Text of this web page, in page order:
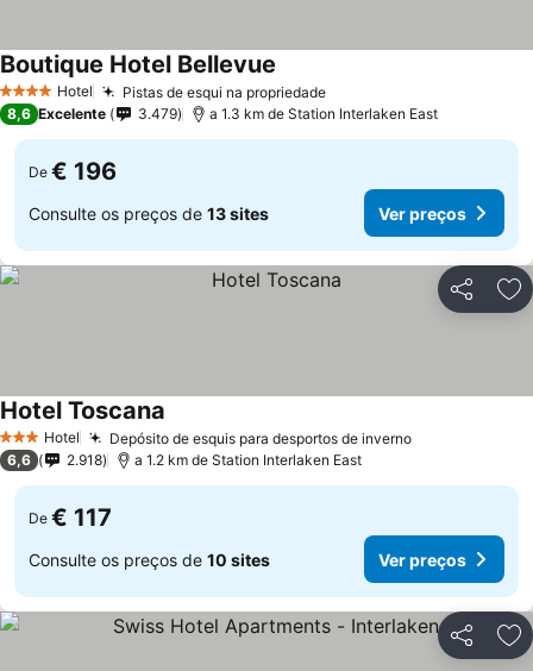
4 EstrelasHotel Pistas de esqui na propriedade
Boutique Hotel Bellevue
8,6 Excelente 3.479 a 1.3 km de Station Interlaken East
De € 196
Consulte os preços de 13 sites Ver preços
Partilhar
3 EstrelasHotel Depósito de esquis para desportos de inverno
Hotel Toscana
6,6 2.918 a 1.2 km de Station Interlaken East
De € 117
Consulte os preços de 10 sites Ver preços
Partilhar